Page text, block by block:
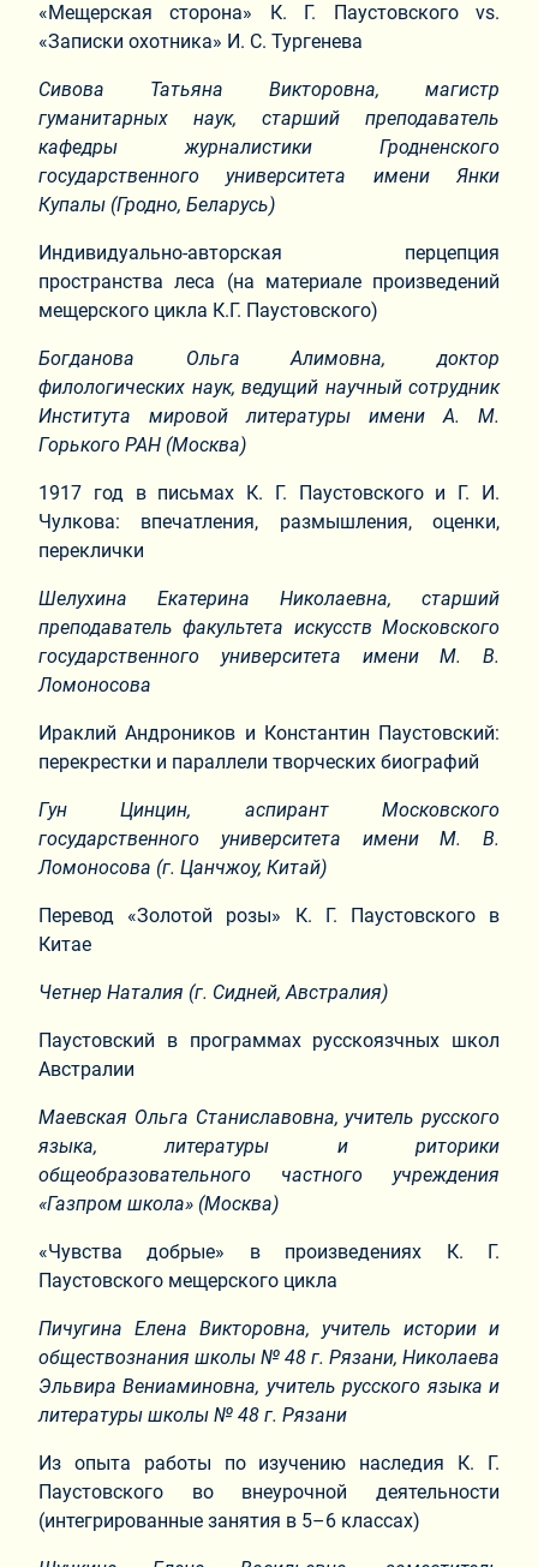
«Мещерская сторона» К. Г. Паустовского vs.
«Записки охотника» И. С. Тургенева
Сивова Татьяна Викторовна, магистр
гуманитарных наук, старший преподаватель
кафедры журналистики Гродненского
государственного университета имени Янки
Купалы (Гродно, Беларусь)
Индивидуально-авторская перцепция
пространства леса (на материале произведений
мещерского цикла К.Г. Паустовского)
Богданова Ольга Алимовна, доктор
филологических наук, ведущий научный сотрудник
Института мировой литературы имени А. М.
Горького РАН (Москва)
1917 год в письмах К. Г. Паустовского и Г. И.
Чулкова: впечатления, размышления, оценки,
переклички
Шелухина Екатерина Николаевна, старший
преподаватель факультета искусств Московского
государственного университета имени М. В.
Ломоносова
Ираклий Андроников и Константин Паустовский:
перекрестки и параллели творческих биографий
Гун Цинцин, аспирант Московского
государственного университета имени М. В.
Ломоносова (г. Цанчжоу, Китай)
Перевод «Золотой розы» К. Г. Паустовского в
Китае
Четнер Наталия (г. Сидней, Австралия)
Паустовский в программах русскоязчных школ
Австралии
Маевская Ольга Станиславовна, учитель русского
языка, литературы и риторики
общеобразовательного частного учреждения
«Газпром школа» (Москва)
«Чувства добрые» в произведениях К. Г.
Паустовского мещерского цикла
Пичугина Елена Викторовна, учитель истории и
обществознания школы № 48 г. Рязани, Николаева
Эльвира Вениаминовна, учитель русского языка и
литературы школы № 48 г. Рязани
Из опыта работы по изучению наследия К. Г.
Паустовского во внеурочной деятельности
(интегрированные занятия в 5–6 классах)